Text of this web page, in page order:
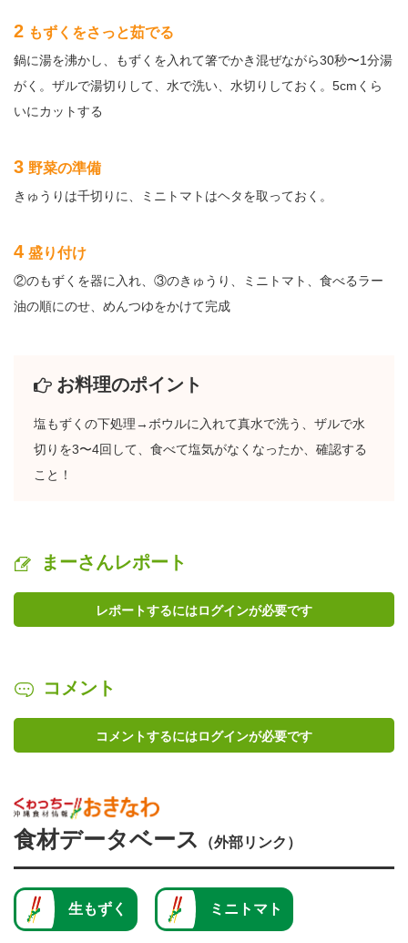
2 もずくをさっと茹でる
鍋に湯を沸かし、もずくを入れて箸でかき混ぜながら30秒〜1分湯
がく。ザルで湯切りして、水で洗い、水切りしておく。5cmくら
いにカットする
3 野菜の準備
きゅうりは千切りに、ミニトマトはヘタを取っておく。
4 盛り付け
②のもずくを器に入れ、③のきゅうり、ミニトマト、食べるラー
油の順にのせ、めんつゆをかけて完成
お料理のポイント
塩もずくの下処理→ボウルに入れて真水で洗う、ザルで水
切りを3〜4回して、食べて塩気がなくなったか、確認する
こと！
まーさんレポート
レポートするにはログインが必要です
コメント
コメントするにはログインが必要です
食材データベース （外部リンク）
生もずく ミニトマト